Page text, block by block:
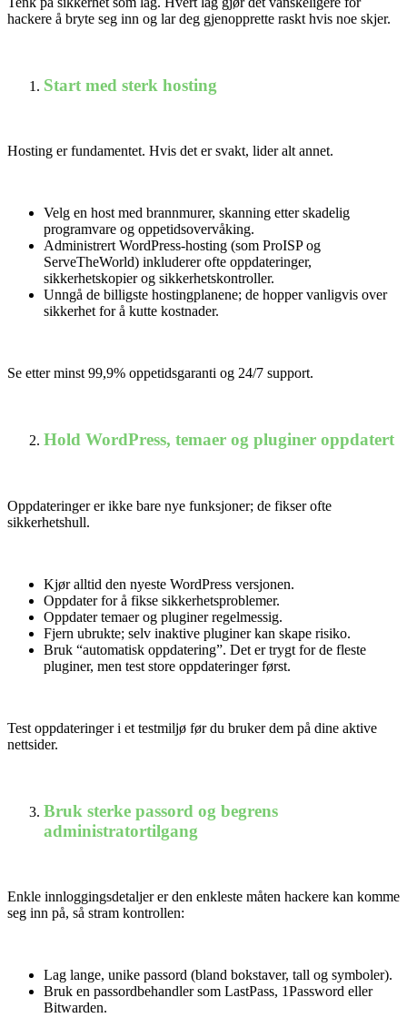
hackere å bryte seg inn og lar deg gjenopprette raskt hvis noe skjer.
Start med sterk hosting
Hosting er fundamentet. Hvis det er svakt, lider alt annet.
Velg en host med brannmurer, skanning etter skadelig
programvare og oppetidsovervåking.
Administrert WordPress-hosting (som ProISP og
ServeTheWorld) inkluderer ofte oppdateringer,
sikkerhetskopier og sikkerhetskontroller.
Unngå de billigste hostingplanene; de ​​hopper vanligvis over
sikkerhet for å kutte kostnader.
Se etter minst 99,9% oppetidsgaranti og 24/7 support.
Hold WordPress, temaer og pluginer oppdatert
Oppdateringer er ikke bare nye funksjoner; de fikser ofte
sikkerhetshull.
Kjør alltid den nyeste WordPress versjonen.
Oppdater for å fikse sikkerhetsproblemer.
Oppdater temaer og pluginer regelmessig.
Fjern ubrukte; selv inaktive pluginer kan skape risiko.
Bruk “automatisk oppdatering”. Det er trygt for de fleste
pluginer, men test store oppdateringer først.
Test oppdateringer i et testmiljø før du bruker dem på dine aktive
nettsider.
Bruk sterke passord og begrens
administratortilgang
Enkle innloggingsdetaljer er den enkleste måten hackere kan komme
seg inn på, så stram kontrollen:
Lag lange, unike passord (bland bokstaver, tall og symboler).
Bruk en passordbehandler som LastPass, 1Password eller
Bitwarden.
Nødvendig
Preferanser
Statistikk